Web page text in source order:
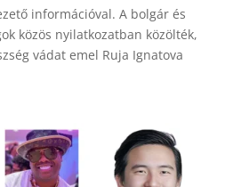
információval. A bolgár és
közös nyilatkozatban közölték,
vádat emel Ruja Ignatova